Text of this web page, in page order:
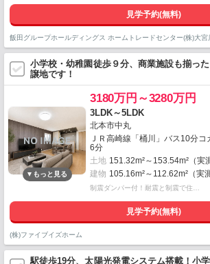
見学予約(無料)
飯田グループホールディングス ホームトレードセンター(株)大宮
小学校・幼稚園徒歩９分、商業施設も揃っ
譲地です！
3180万円～3280万円
3LDK～5LDK
北本市中丸
ＪＲ高崎線「桶川」バス10分コ
6分
土地 151.32m²～153.54m²（実
建物 105.16m²～112.62m²（実測
制震ダンパー付！耐震と制震で住…
見学予約(無料)
(株)ファイブイズホーム
駅徒歩19分、太陽光発電システム搭載！小